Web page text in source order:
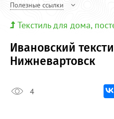
Полезные ссылки
Текстиль для дома,
Ивановский
Нижневартовск
4